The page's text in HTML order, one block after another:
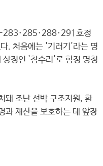
-283·285·288·291호정
. 처음에는 '기러기'라는 명
상징인 '참수리'로 함정 명칭
돼 조난 선박 구조지원, 환
과 재산을 보호하는 데 앞장